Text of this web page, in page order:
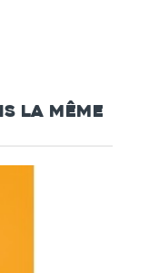
la même